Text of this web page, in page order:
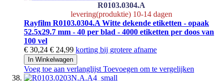
R0103.0304.A
levering(produktie) 10-14 dagen
Rayfilm R0103.0304.A Witte dekende etiketten - opaak
52.5x29.7 mm - 40 per blad - 4000 etiketten per doos van
100 vel
€ 30,24 € 24,99 korting bij grotere afname
In Winkelwagen
Voeg toe aan verlanglijst Toevoegen om te vergelijken